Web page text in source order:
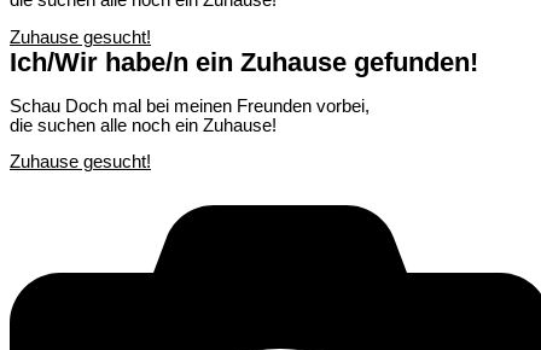
Zuhause gesucht!
Ich/Wir habe/n ein Zuhause gefunden!
Schau Doch mal bei meinen Freunden vorbei,
die suchen alle noch ein Zuhause!
Zuhause gesucht!